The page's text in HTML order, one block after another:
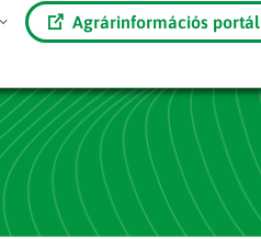
Agrárinformációs portál